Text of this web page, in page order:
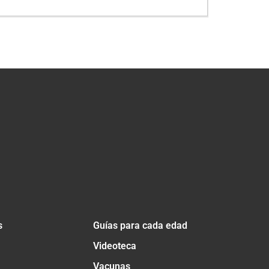
Guías para cada edad
Videoteca
Vacunas